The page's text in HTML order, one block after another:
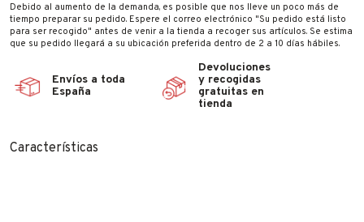
Debido al aumento de la demanda, es posible que nos lleve un poco más de
tiempo preparar su pedido. Espere el correo electrónico "Su pedido está listo
para ser recogido" antes de venir a la tienda a recoger sus artículos. Se estima
que su pedido llegará a su ubicación preferida dentro de 2 a 10 días hábiles.
Envíos a toda
España
Devoluciones
y recogidas
gratuitas en
tienda
Características